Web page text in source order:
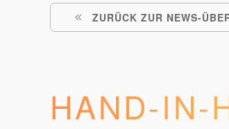
ZURÜCK ZUR NEWS-
HAND-IN-